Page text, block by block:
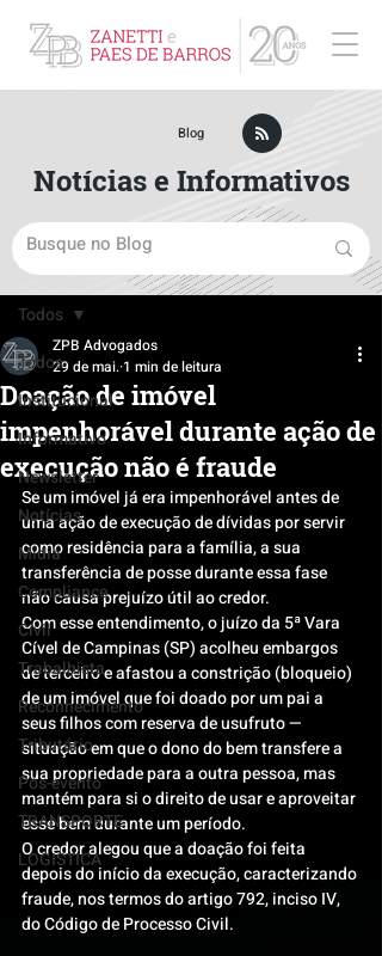
Post
Todos
Institucional
Informativo
Newsletter
Notícias
Mídia
Compliance
Civil
Trabalhista
Reconhecimento
Tributário
Pós-evento
TRANSPORTE
LOGISTICA
Todos
Doação de imóvel
impenhorável durante ação de
execução não é fraude
ZPB Advogados
29 de mai. 1 min de leitura
Se um imóvel já era impenhorável antes de
uma ação de execução de dívidas por servir
como residência para a família, a sua
transferência de posse durante essa fase
não causa prejuízo útil ao credor.
Com esse entendimento, o juízo da 5ª Vara
Cível de Campinas (SP) acolheu embargos
de terceiro e afastou a constrição (bloqueio)
de um imóvel que foi doado por um pai a
seus filhos com reserva de usufruto —
situação em que o dono do bem transfere a
sua propriedade para a outra pessoa, mas
mantém para si o direito de usar e aproveitar
esse bem durante um período.
O credor alegou que a doação foi feita
depois do início da execução, caracterizando
fraude, nos termos do artigo 792, inciso IV,
do Código de Processo Civil.
Blog
Notícias e Informativos